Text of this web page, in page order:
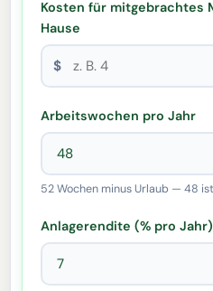
Kosten für mitgebrachtes
Hause
$
Arbeitswochen pro Jahr
52 Wochen minus Urlaub — 48
Anlagerendite (% pro Jahr)